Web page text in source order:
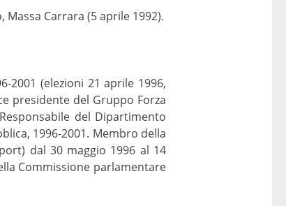
Massa Carrara (5 aprile 1992).
2001 (elezioni 21 aprile 1996,
presidente del Gruppo Forza
del Dipartimento
1996-2001. Membro della
dal 30 maggio 1996 al 14
Commissione parlamentare